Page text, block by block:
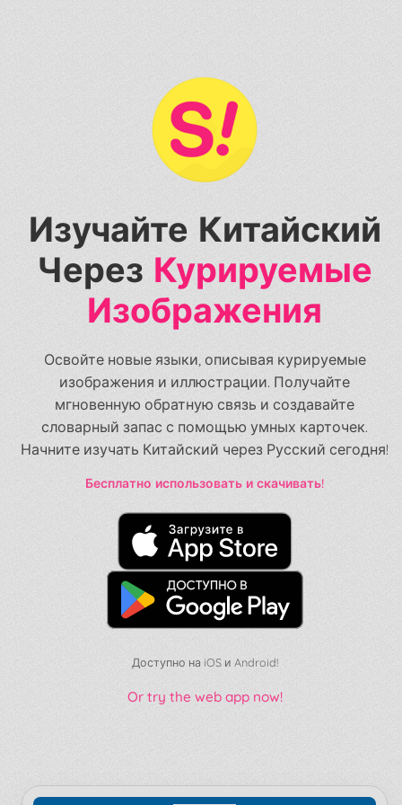
Изучайте Китайский
Через Курируемые
Изображения
Освойте новые языки, описывая курируемые
изображения и иллюстрации. Получайте
мгновенную обратную связь и создавайте
словарный запас с помощью умных карточек.
Начните изучать Китайский через Русский сегодня!
Бесплатно использовать и скачивать!
Доступно на iOS и Android!
Or try the web app now!